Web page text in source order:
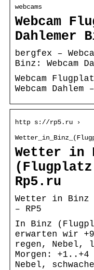
webcams
Webcam
Dahlemer
bergfex –
Binz: Webcam
Webcam
Webcam Dahlem
http s://rp5.ru ›
Wetter in
(Flugplatz
Rp5.ru
Wetter in Binz
– RP5
In Binz
erwarten wir
regen, Nebel,
Morgen:
Nebel,